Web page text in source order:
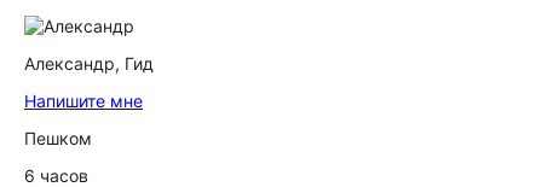
Александр, Гид
Напишите мне
Пешком
6 часов